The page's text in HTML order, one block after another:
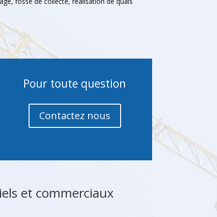
Pour toute question
Contactez nous
et commerciaux